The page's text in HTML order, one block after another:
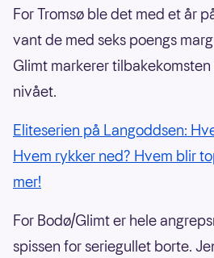
For Tromsø ble det med et år
vant de med seks poengs
Glimt markerer
nivået.
Eliteserien på Langoddsen:
Hvem rykker ned? Hvem blir
mer!
For Bodø/Glimt er hele
spissen for seriegullet borte.